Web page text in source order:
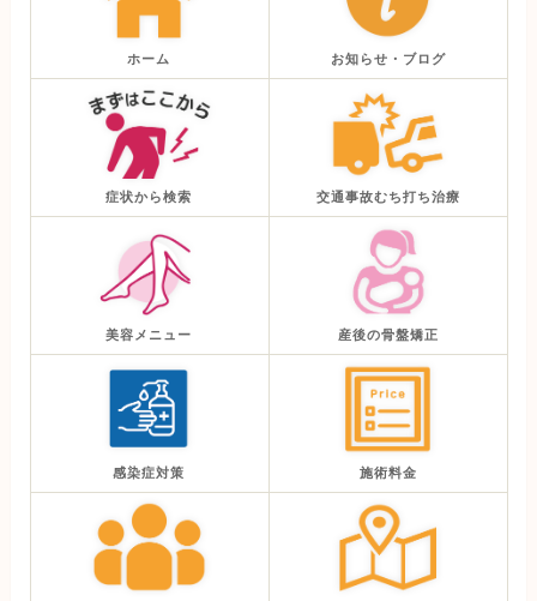
ホーム お知らせ・ブログ
症状から検索 交通事故むち打ち治療
美容メニュー 産後の骨盤矯正
感染症対策 施術料金